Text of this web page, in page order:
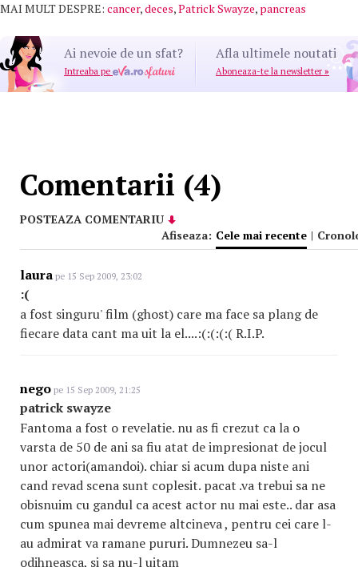
MAI MULT DESPRE: cancer,deces,Patrick Swayze, pancreas
Ai nevoie de un sfat?
Intreaba pe
Afla ultimele noutati
Aboneaza-te la newsletter »
Comentarii (4)
POSTEAZA COMENTARIU
Afiseaza: Cele mai recente |
laura pe 15 Sep 2009, 23:02
:(
a fost singuru' film (ghost) care ma face sa plang de
fiecare data cant ma uit la el....:(:(:(:( R.I.P.
nego pe 15 Sep 2009, 21:25
patrick swayze
Fantoma a fost o revelatie. nu as fi crezut ca la o
varsta de 50 de ani sa fiu atat de impresionat de jocul
unor actori(amandoi). chiar si acum dupa niste ani
cand revad scena sunt coplesit. pacat .va trebui sa ne
obisnuim cu gandul ca acest actor nu mai este.. dar asa
cum spunea mai devreme altcineva , pentru cei care l-
au admirat va ramane pururi. Dumnezeu sa-l
odihneasca, si sa nu-l uitam